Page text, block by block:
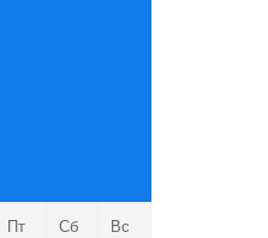
Пт Сб Вс